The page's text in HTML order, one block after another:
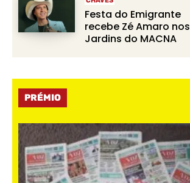
Festa do Emigrante
recebe Zé Amaro nos
Jardins do MACNA
PRÉMIO